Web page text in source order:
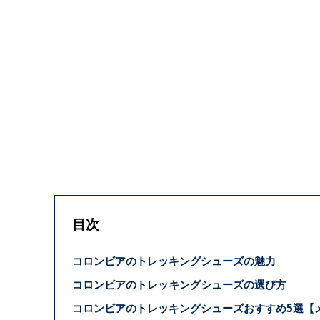
目次
コロンビアのトレッキングシューズの魅力
コロンビアのトレッキングシューズの選び方
コロンビアのトレッキングシューズおすすめ5選【